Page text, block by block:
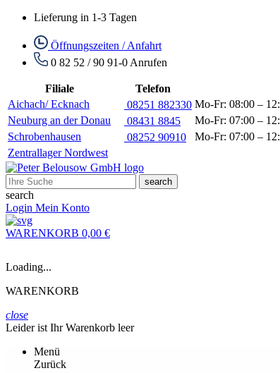
Lieferung in 1-3 Tagen
Öffnungszeiten / Anfahrt
0 82 52 / 90 91-0 Anrufen
Filiale Telefon
Aichach/ Ecknach
08251 882330 Mo-Fr: 08:00 –
Neuburg an der Donau
08431 8845 Mo-Fr: 07:00 –
Schrobenhausen
08252 90910 Mo-Fr: 07:00 –
Zentrallager Nordwest
search
search
Login Mein Konto
WARENKORB 0,00 €
Loading...
WARENKORB
close
Leider ist Ihr Warenkorb leer
Menü
Zurück